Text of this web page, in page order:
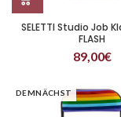
SELETTI Studio Job
FLASH
89,00€
DEMNÄCHST